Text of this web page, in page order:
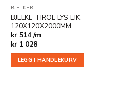
BJELKER
BJELKE TIROL LYS EIK
120X120X2000MM
kr 514 /m
kr1 028
LEGG I HANDLEKURV